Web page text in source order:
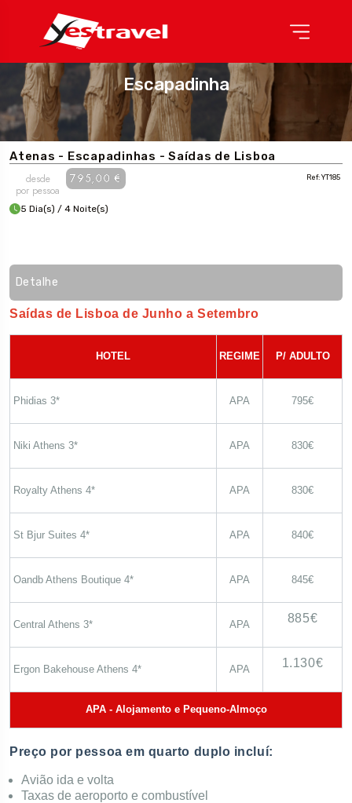
Escapadinha
Atenas - Escapadinhas - Saídas de Lisboa
desde
por pessoa
795,00 €
5 Dia(s) / 4 Noite(s)
Ref: YT185
Detalhe
Saídas de Lisboa de Junho a Setembro
HOTEL REGIME P/ ADULTO
Phidias 3* APA 795€
Niki Athens 3* APA 830€
Royalty Athens 4* APA 830€
St Bjur Suites 4* APA 840€
Oandb Athens Boutique 4* APA 845€
Central Athens 3* APA 885€
Ergon Bakehouse Athens 4* APA 1.130€
APA - Alojamento e Pequeno-Almoço
Preço por pessoa em quarto duplo incluí:
Avião ida e volta
Taxas de aeroporto e combustível